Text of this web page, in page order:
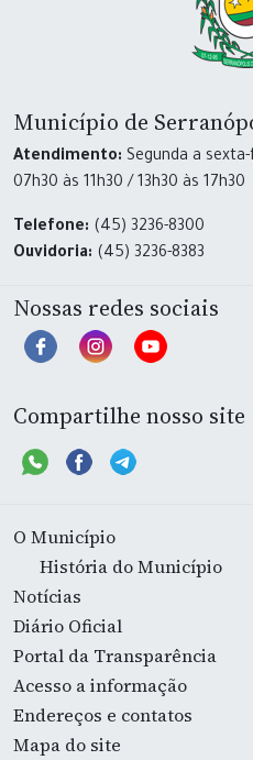
Município de
Atendimento: Segunda a
07h30 às 11h30 / 13h30 às 17h30
Telefone: (45) 3236-8300
Ouvidoria: (45) 3236-8383
Nossas redes sociais
Compartilhe nosso site
O Município
História do Município
Notícias
Diário Oficial
Portal da Transparência
Acesso a informação
Endereços e contatos
Mapa do site